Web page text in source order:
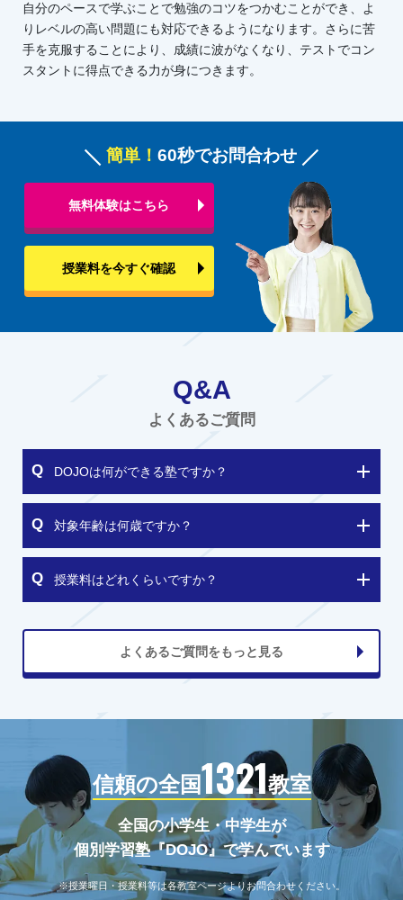
自分のペースで学ぶことで勉強のコツをつかむことができ、よ
りレベルの高い問題にも対応できるようになります。さらに苦
手を克服することにより、成績に波がなくなり、テストでコン
スタントに得点できる力が身につきます。
簡単！ 60秒でお問合わせ
無料体験はこちら
授業料を今すぐ確認
Q&A
よくあるご質問
DOJOは何ができる塾ですか？
対象年齢は何歳ですか？
授業料はどれくらいですか？
よくあるご質問をもっと見る
信頼の全国1321教室
全国の小学生・中学生が
個別学習塾『DOJO』で学んでいます
※授業曜日・授業料等は各教室ページよりお問合わせください。